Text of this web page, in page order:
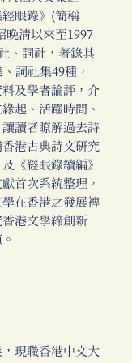
經眼錄》(簡稱
晚清以來至1997
、詞社，著錄其
詞社集49種，
及學者論評，介
起、活躍時間、
讀者瞭解過去詩
港古典詩文研究
《經眼錄續編》
首次系統整理，
在香港之發展裨
港文學締創新
現職香港中文大